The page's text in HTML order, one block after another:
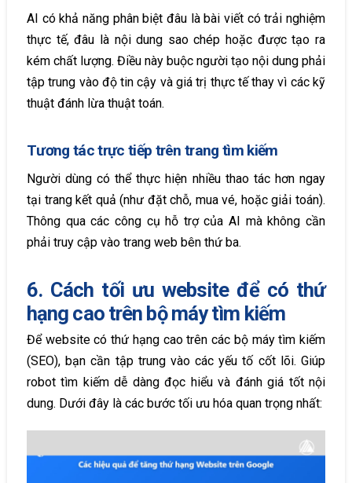
AI có khả năng phân biệt đâu là bài viết có trải nghiệm
thực tế, đâu là nội dung sao chép hoặc được tạo ra
kém chất lượng. Điều này buộc người tạo nội dung phải
tập trung vào độ tin cậy và giá trị thực tế thay vì các kỹ
thuật đánh lừa thuật toán.
Tương tác trực tiếp trên trang tìm kiếm
Người dùng có thể thực hiện nhiều thao tác hơn ngay
tại trang kết quả (như đặt chỗ, mua vé, hoặc giải toán).
Thông qua các công cụ hỗ trợ của AI mà không cần
phải truy cập vào trang web bên thứ ba.
6. Cách tối ưu website để có thứ
hạng cao trên bộ máy tìm kiếm
Để website có thứ hạng cao trên các bộ máy tìm kiếm
(SEO), bạn cần tập trung vào các yếu tố cốt lõi. Giúp
robot tìm kiếm dễ dàng đọc hiểu và đánh giá tốt nội
dung. Dưới đây là các bước tối ưu hóa quan trọng nhất: